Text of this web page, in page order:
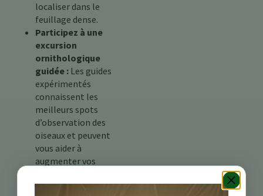
localiser dans le
feuillage dense.
Participez à une
excursion
ornithologique
guidée : Les guides
expérimentés
connaissent les
meilleurs spots
d’observation des
oiseaux et peuvent
vous aider à
augmenter vos
cette espèce